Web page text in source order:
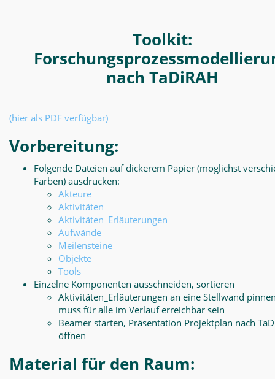
Toolkit:
nach TaDiRAH
(hier als PDF verfügbar)
Vorbereitung:
Folgende Dateien auf dickerem Papier (möglichst
Farben) ausdrucken:
Akteure
Aktivitäten
Aktivitäten_Erläuterungen
Aufwände
Meilensteine
Objekte
Tools
Einzelne Komponenten ausschneiden, sortieren
Aktivitäten_Erläuterungen an eine Stellwand
muss für alle im Verlauf erreichbar sein
Beamer starten, Präsentation Projektplan nach
öffnen
Material für den Raum: